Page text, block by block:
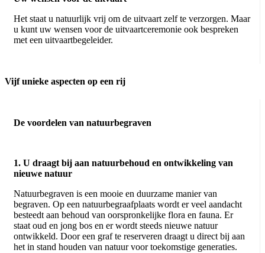
Het staat u natuurlijk vrij om de uitvaart zelf te verzorgen. Maar
u kunt uw wensen voor de uitvaartceremonie ook bespreken
met een uitvaartbegeleider.
Vijf unieke aspecten op een rij
De voordelen van natuurbegraven
1. U draagt bij aan natuurbehoud en ontwikkeling van
nieuwe natuur
Natuurbegraven is een mooie en duurzame manier van
begraven. Op een natuurbegraafplaats wordt er veel aandacht
besteedt aan behoud van oorspronkelijke flora en fauna. Er
staat oud en jong bos en er wordt steeds nieuwe natuur
ontwikkeld. Door een graf te reserveren draagt u direct bij aan
het in stand houden van natuur voor toekomstige generaties.